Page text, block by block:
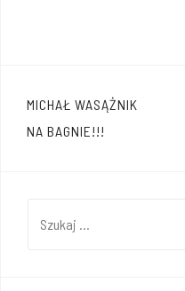
Nawigacja
wpisu
MICHAŁ WASĄŻNIK
NA BAGNIE!!!